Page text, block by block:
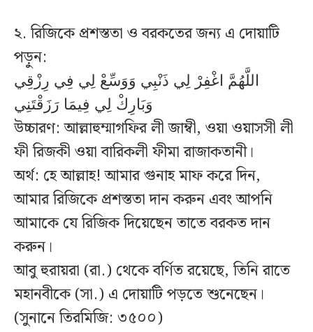
২. রিজিকে প্রশস্ততা ও বরকতের জন্য এ দোয়াটি
পড়ুন:
اللَّهُمَّ اغْفِرْ لِي ذَنْبِي وَوَسِّعْ لِي فِي رِزْقِي
وَبَارِكْ لِي فِيمَا رَزَقْتَنِي
উচ্চারণ: আল্লাহুম্মাগফির লী জাম্বী, ওয়া ওয়াসসী লী
ফী রিজকী ওয়া বারিকলী ফীমা রাজাকতানী।
অর্থ: হে আল্লাহ! আমার গুনাহ মাফ করে দিন,
আমার রিজিকে প্রশস্ততা দান করুন এবং আপনি
আমাকে যে রিজিক দিয়েছেন তাতে বরকত দান
করুন।
আবু হুরায়রা (রা.) থেকে বর্ণিত রয়েছে, তিনি রাতে
মহানবীকে (সা.) এ দোয়াটি পড়তে শুনেছেন।
(সুনানে তিরমিজি: ৩৫০০)